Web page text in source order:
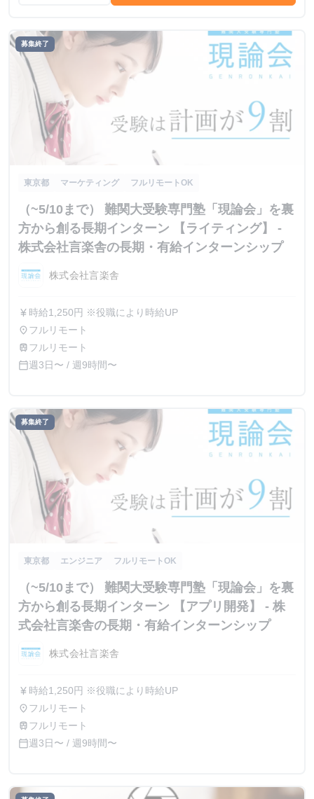
募集終了
東京都 マーケティング フルリモートOK
（~5/10まで） 難関大受験専門塾「現論会」を裏
方から創る長期インターン 【ライティング】 -
株式会社言楽舎の長期・有給インターンシップ
株式会社言楽舎
currency_yen 時給1,250円 ※役職により時給UP
place フルリモート
train フルリモート
calendar_today週3日〜 / 週9時間〜
募集終了
東京都 エンジニア フルリモートOK
（~5/10まで） 難関大受験専門塾「現論会」を裏
方から創る長期インターン 【アプリ開発】 - 株
式会社言楽舎の長期・有給インターンシップ
株式会社言楽舎
currency_yen 時給1,250円 ※役職により時給UP
place フルリモート
train フルリモート
calendar_today週3日〜 / 週9時間〜